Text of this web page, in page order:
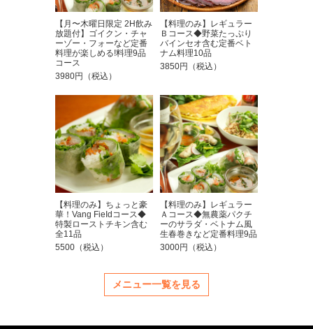
【月〜木曜日限定 2H飲み
放題付】ゴイクン・チャ
ーゾー・フォーなど定番
料理が楽しめる!料理9品
コース
3980円（税込）
【料理のみ】レギュラー
Ｂコース◆野菜たっぷり
バインセオ含む定番ベト
ナム料理10品
3850円（税込）
【料理のみ】ちょっと豪
華！Vang FieIdコース◆
特製ローストチキン含む
全11品
5500（税込）
【料理のみ】レギュラー
Ａコース◆無農薬パクチ
ーのサラダ・ベトナム風
生春巻きなど定番料理9品
3000円（税込）
メニュー一覧を見る